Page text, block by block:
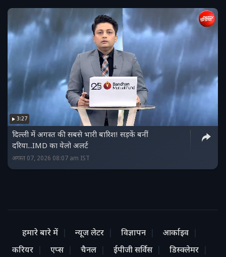
3:27
दिल्ली में अगस्त की सबसे भारी बारिश! सड़कें बनीं
दरिया...IMD का येलो अलर्ट
अगस्त 07, 2026 08:07 am IST
हमारे बारे में न्यूज लेटर विज्ञापन
आर्काइव
करियर
एप्स चैनल ईपीजी सर्विस डिस्क्लेमर